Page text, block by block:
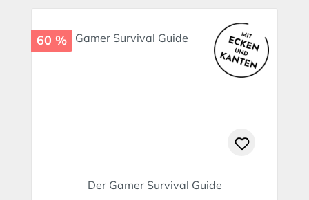
60 %
Der Gamer Survival Guide